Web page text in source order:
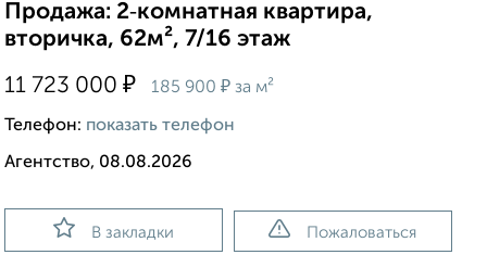
Продажа: 2‑комнатная квартира,
вторичка, 62м², 7/16 этаж
11 723 000 ₽ 185 900 ₽ за м²
Телефон: показать телефон
Агентство, 08.08.2026
В закладки Пожаловаться